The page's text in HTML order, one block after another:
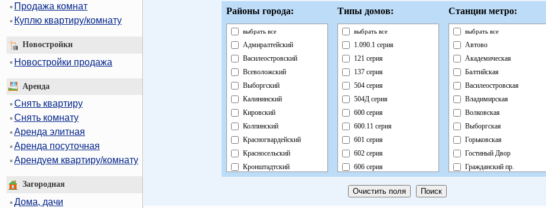
Продажа комнат
Куплю квартиру/комнату
Новостройки
Новостройки продажа
Аренда
Снять квартиру
Снять комнату
Аренда элитная
Аренда посуточная
Арендуем квартиру/комнату
Загородная
Дома, дачи
Районы города:
выбрать все
Адмиралтейский
Василеостровский
Всеволожский
Выборгский
Калининский
Кировский
Колпинский
Красногвардейский
Красносельский
Кронштадтский
Типы домов:
выбрать все
1.090.1 серия
121 серия
137 серия
504 серия
504Д серия
600 серия
600.11 серия
601 серия
602 серия
606 серия
Брежневка
Станции метро:
выбрать все
Автово
Академическая
Балтийская
Василеостровская
Владимирская
Волковская
Выборгская
Горьковская
Гостиный Двор
Гражданский пр.